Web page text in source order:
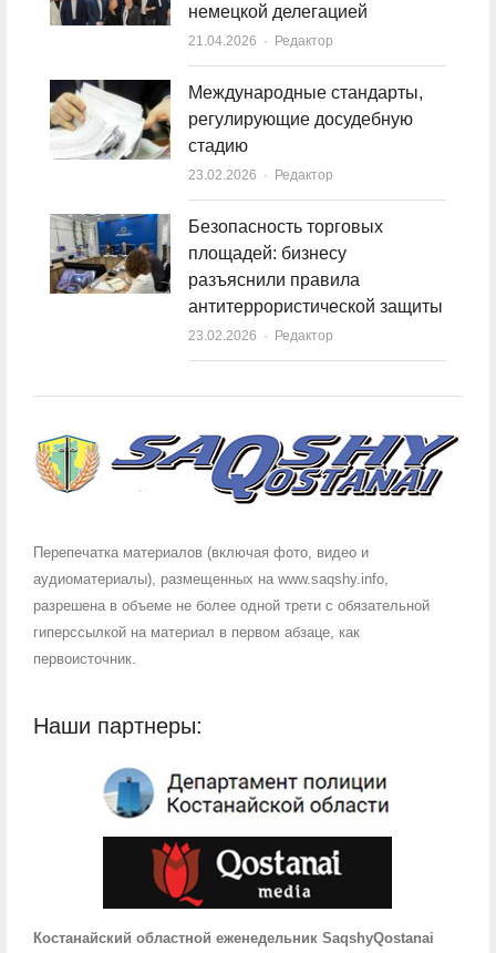
немецкой делегацией
21.04.2026 Author
Редактор
Международные стандарты,
регулирующие досудебную
стадию
23.02.2026 Author
Редактор
Безопасность торговых
площадей: бизнесу
разъяснили правила
антитеррористической защиты
23.02.2026 Author
Редактор
Перепечатка материалов (включая фото, видео и
аудиоматериалы), размещенных на www.saqshy.info,
разрешена в объеме не более одной трети с обязательной
гиперссылкой на материал в первом абзаце, как
первоисточник.
Наши партнеры:
Костанайский областной еженедельник SaqshyQostanai